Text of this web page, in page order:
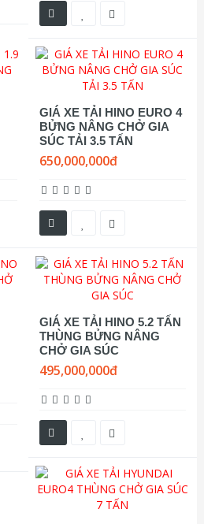
GIÁ XE TẢI HINO EURO 4
BỬNG NÂNG CHỞ GIA
SÚC TẢI 3.5 TẤN
650,000,000đ
GIÁ XE TẢI HINO 5.2 TẤN
THÙNG BỬNG NÂNG
CHỞ GIA SÚC
495,000,000đ